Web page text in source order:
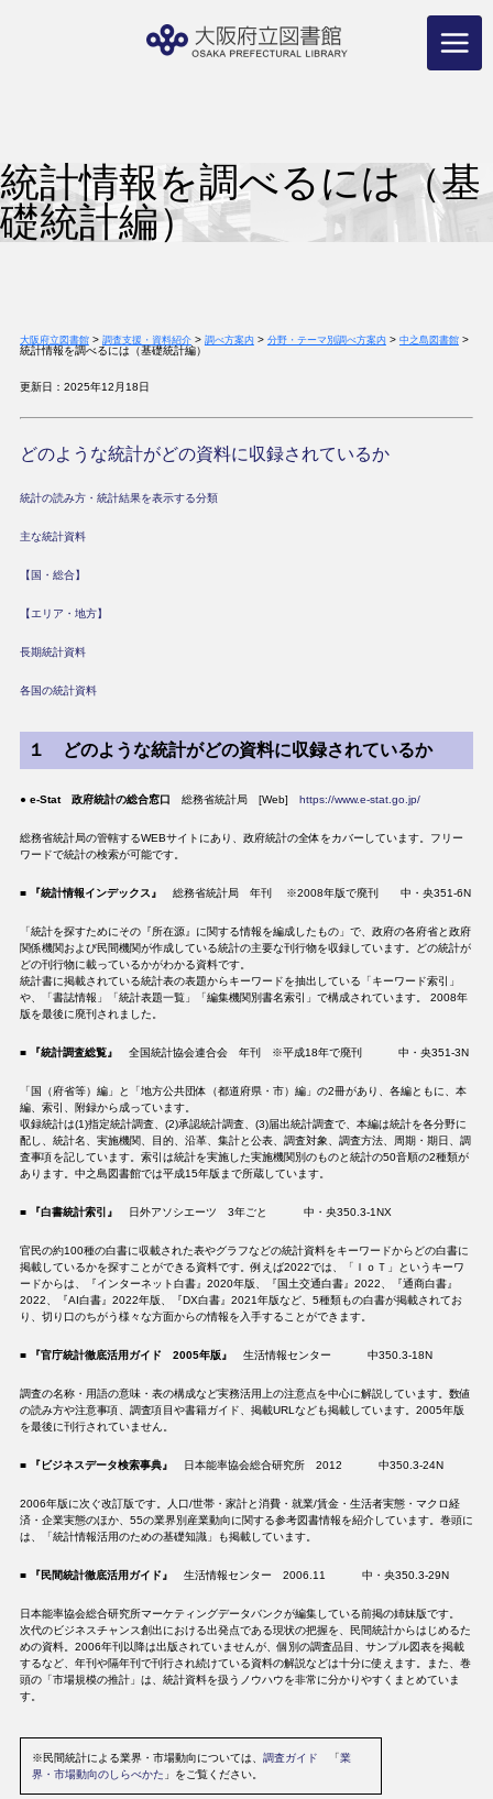
統計情報を調べるには（基
礎統計編）
大阪府立図書館> 調査支援・資料紹介> 調べ方案内 > 分野・テーマ別調べ方案内 > 中之島図書館>
統計情報を調べるには（基礎統計編）
更新日：2025年12月18日
どのような統計がどの資料に収録されているか
統計の読み方・統計結果を表示する分類
主な統計資料
【国・総合】
【エリア・地方】
長期統計資料
各国の統計資料
１ どのような統計がどの資料に収録されているか
● e-Stat 政府統計の総合窓口 総務省統計局 [Web] https://www.e-stat.go.jp/
総務省統計局の管轄するWEBサイトにあり、政府統計の全体をカバーしています。フリー
ワードで統計の検索が可能です。
■ 『統計情報インデックス』 総務省統計局 年刊 ※2008年版で廃刊 中・央351-6N
「統計を探すためにその『所在源』に関する情報を編成したもの」で、政府の各府省と政府
関係機関および民間機関が作成している統計の主要な刊行物を収録しています。どの統計が
どの刊行物に載っているかがわかる資料です。
統計書に掲載されている統計表の表題からキーワードを抽出している「キーワード索引」
や、「書誌情報」「統計表題一覧」「編集機関別書名索引」で構成されています。 2008年
版を最後に廃刊されました。
■ 『統計調査総覧』 全国統計協会連合会 年刊 ※平成18年で廃刊 中・央351-3N
「国（府省等）編」と「地方公共団体（都道府県・市）編」の2冊があり、各編ともに、本
編、索引、附録から成っています。
収録統計は(1)指定統計調査、(2)承認統計調査、(3)届出統計調査で、本編は統計を各分野に
配し、統計名、実施機関、目的、沿革、集計と公表、調査対象、調査方法、周期・期日、調
査事項を記しています。索引は統計を実施した実施機関別のものと統計の50音順の2種類が
あります。中之島図書館では平成15年版まで所蔵しています。
■ 『白書統計索引』 日外アソシエーツ 3年ごと 中・央350.3-1NX
官民の約100種の白書に収載された表やグラフなどの統計資料をキーワードからどの白書に
掲載しているかを探すことができる資料です。例えば2022では、「ＩｏＴ」というキーワ
ードからは、『インターネット白書』2020年版、『国土交通白書』2022、『通商白書』
2022、『AI白書』2022年版、『DX白書』2021年版など、5種類もの白書が掲載されてお
り、切り口のちがう様々な方面からの情報を入手することができます。
■ 『官庁統計徹底活用ガイド 2005年版』 生活情報センター 中350.3-18N
調査の名称・用語の意味・表の構成など実務活用上の注意点を中心に解説しています。数値
の読み方や注意事項、調査項目や書籍ガイド、掲載URLなども掲載しています。2005年版
を最後に刊行されていません。
■ 『ビジネスデータ検索事典』 日本能率協会総合研究所 2012 中350.3-24N
2006年版に次ぐ改訂版です。人口/世帯・家計と消費・就業/賃金・生活者実態・マクロ経
済・企業実態のほか、55の業界別産業動向に関する参考図書情報を紹介しています。巻頭に
は、「統計情報活用のための基礎知識」も掲載しています。
■ 『民間統計徹底活用ガイド』 生活情報センター 2006.11 中・央350.3-29N
日本能率協会総合研究所マーケティングデータバンクが編集している前掲の姉妹版です。
次代のビジネスチャンス創出における出発点である現状の把握を、民間統計からはじめるた
めの資料。2006年刊以降は出版されていませんが、個別の調査品目、サンプル図表を掲載
するなど、年刊や隔年刊で刊行され続けている資料の解説などは十分に使えます。また、巻
頭の「市場規模の推計」は、統計資料を扱うノウハウを非常に分かりやすくまとめていま
す。
※民間統計による業界・市場動向については、 調査ガイド 「業
界・市場動向のしらべかた 」をご覧ください。